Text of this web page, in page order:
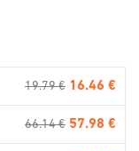
19.79 € 16.46 €
66.14 € 57.98 €